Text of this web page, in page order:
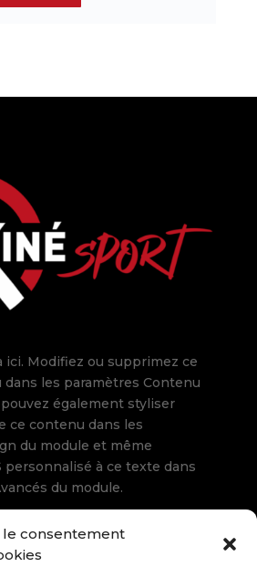
le consentement
ici. Modifiez ou supprimez ce
les paramètres Contenu
également styliser
ce contenu dans les
du module et même
personnalisé à ce texte dans
du module.
du Pont Pavot 29
Frasnes (Couvin)